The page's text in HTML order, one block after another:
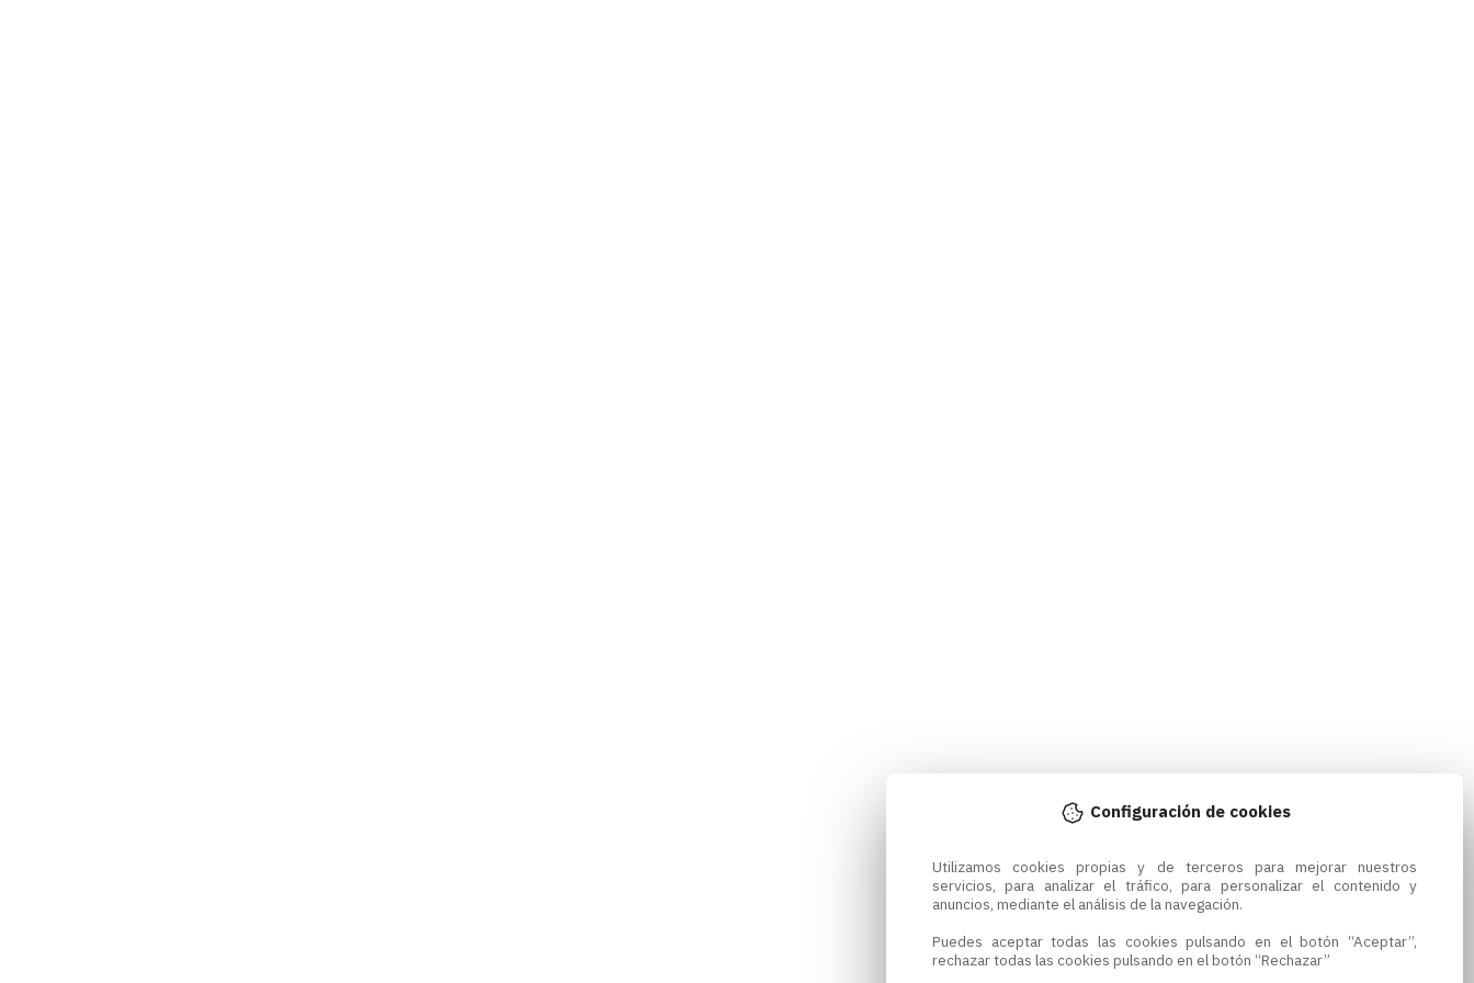
Configuración de cookies
Utilizamos cookies propias y de terceros para mejorar nuestros
servicios, para analizar el tráfico, para personalizar el contenido y
anuncios, mediante el análisis de la navegación.
Puedes aceptar todas las cookies pulsando en el botón “Aceptar”,
rechazar todas las cookies pulsando en el botón “Rechazar”